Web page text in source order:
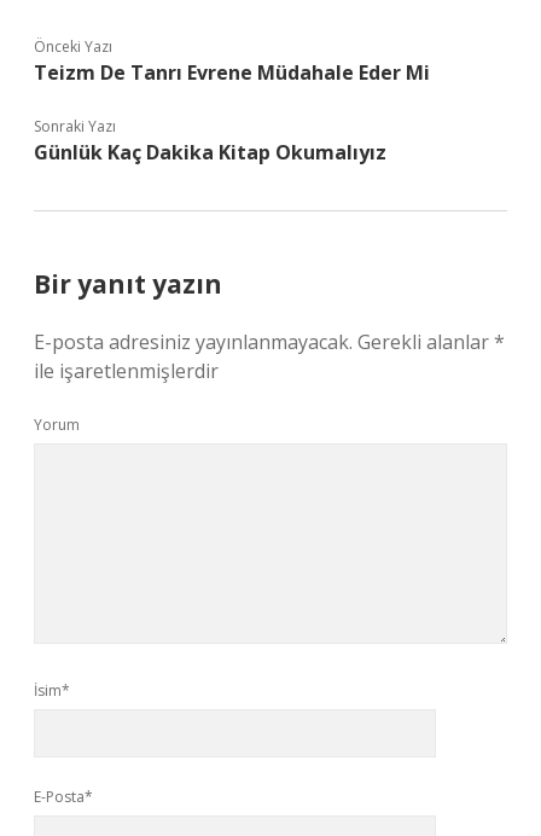
Önceki Yazı
Teizm De Tanrı Evrene Müdahale Eder Mi
Sonraki Yazı
Günlük Kaç Dakika Kitap Okumalıyız
Bir yanıt yazın
E-posta adresiniz yayınlanmayacak. Gerekli alanlar*
ile işaretlenmişlerdir
Yorum
İsim*
E-Posta*